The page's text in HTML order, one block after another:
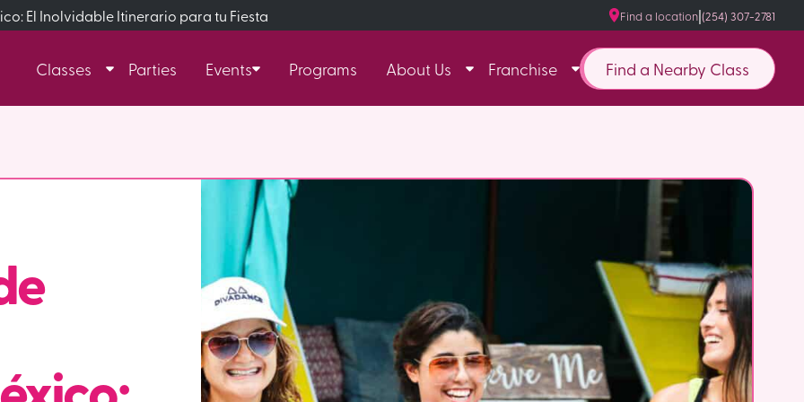
El Inolvidable Itinerario para tu Fiesta Find a location|(254) 307-2781
Classes Parties Events Programs About Us Franchise Find a Nearby Class